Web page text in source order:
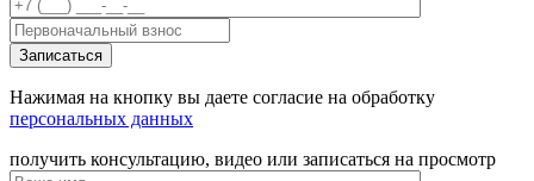
Нажимая на кнопку вы даете согласие на обработку
персональных данных
получить консультацию, видео или записаться на просмотр